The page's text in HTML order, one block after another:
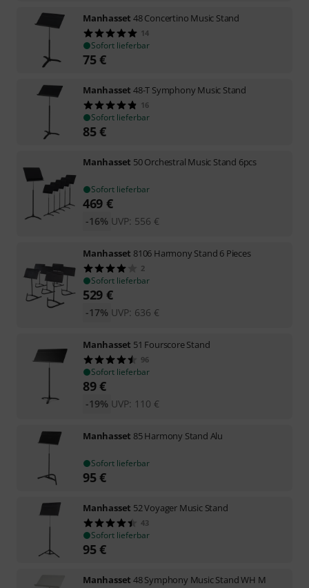
Manhasset 48 Concertino Music Stand
14
Sofort lieferbar
75€
Manhasset 48-T Symphony Music Stand
16
Sofort lieferbar
85€
Manhasset 50 Orchestral Music Stand 6pcs
Sofort lieferbar
469 €
UVP: 556 €
-16%
Manhasset 8106 Harmony Stand 6 Pieces
2
Sofort lieferbar
529 €
UVP: 636 €
-17%
Manhasset 51 Fourscore Stand
96
Sofort lieferbar
89€
UVP: 110 €
-19%
Manhasset 85 Harmony Stand Alu
Sofort lieferbar
95€
Manhasset 52 Voyager Music Stand
43
Sofort lieferbar
95€
Manhasset 48 Symphony Music Stand WH M